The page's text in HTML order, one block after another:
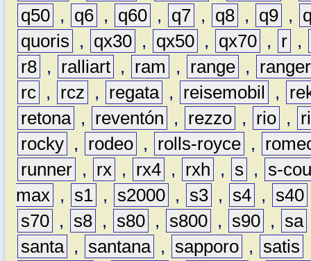
q50 , q6 , q60 , q7 , q8 , q9 ,
quoris
, qx30 , qx50 , qx70 , r ,
r8 , ralliart , ram , range ,
ranger
rc , rcz , regata , reisemobil ,
retona , reventón , rezzo , rio ,
rocky , rodeo , rolls-royce ,
runner , rx , rx4 , rxh , s ,
s-
max , s1 , s2000 , s3 , s4 , s40
s70 , s8 , s80 , s800 , s90 , sa
santa , santana , sapporo , satis